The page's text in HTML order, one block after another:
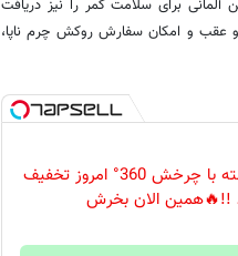
برای سلامت کمر را نیز دریافت
عقب و امکان سفارش روکش چرم ناپا،
دوربین مداربسته با چرخش 360° امروز تخفیف
!!🔥همین الان بخرش